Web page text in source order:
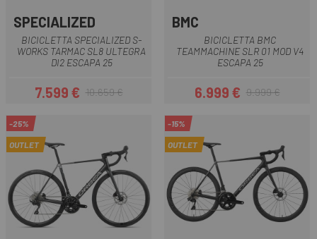
SPECIALIZED
BICICLETTA SPECIALIZED S-
WORKS TARMAC SL8 ULTEGRA
DI2 ESCAPA 25
Prezzo
7.599 €Prezzo base
10.659 €
BMC
BICICLETTA BMC
TEAMMACHINE SLR 01 MOD V4
ESCAPA 25
Prezzo
6.999 €Prezzo base
9.999 €
-25%
OUTLET
-15%
OUTLET